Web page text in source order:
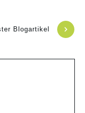
Blogartikel